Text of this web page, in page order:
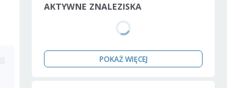
AKTYWNE ZNALEZISKA
POKAŻ WIĘCEJ